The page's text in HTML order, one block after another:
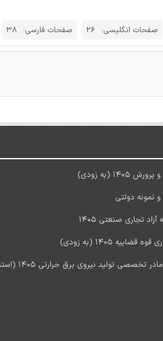
صفحات انگلیسی: 26 صفحات فارسی: 38
(به زودی)
نمونه دولتی
تجاری صنعتی 1405
1405 (به زودی)
تولید نیروی برق حرارتی 1405 (استخدام جدید)